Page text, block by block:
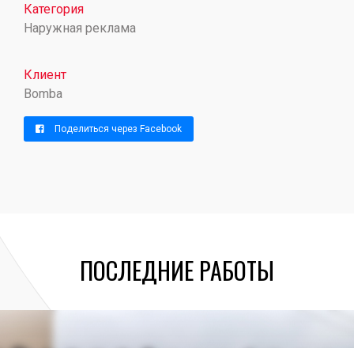
Категория
Наружная реклама
Клиент
Bomba
Поделиться через Facebook
ПОСЛЕДНИЕ РАБОТЫ